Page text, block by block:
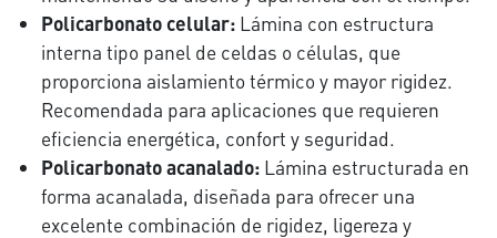
Policarbonato celular:Lámina con estructura
interna tipo panel de celdas o células, que
proporciona aislamiento térmico y mayor rigidez.
Recomendada para aplicaciones que requieren
eficiencia energética, confort y seguridad.
Policarbonato acanalado:Lámina estructurada en
forma acanalada, diseñada para ofrecer una
excelente combinación de rigidez, ligereza y